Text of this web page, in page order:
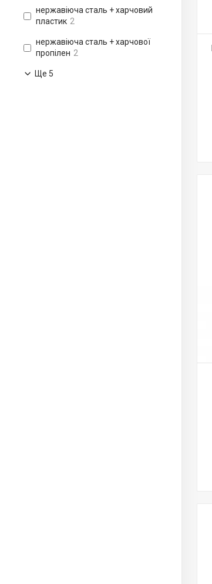
нержавіюча сталь + харчовий
пластик 2
нержавіюча сталь + харчової
пропілен 2
Ще 5